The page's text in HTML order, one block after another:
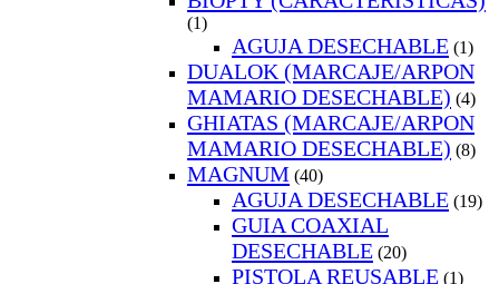
(1)
AGUJA DESECHABLE (1)
DUALOK (MARCAJE/ARPON
MAMARIO DESECHABLE) (4)
GHIATAS (MARCAJE/ARPON
MAMARIO DESECHABLE) (8)
MAGNUM (40)
AGUJA DESECHABLE (19)
GUIA COAXIAL
DESECHABLE (20)
PISTOLA REUSABLE (1)